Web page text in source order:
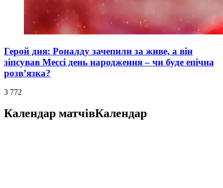
Герой дня: Роналду зачепили за живе, а він
зіпсував Мессі день народження – чи буде епічна
розв’язка?
3 772
Календар матчівКалендар